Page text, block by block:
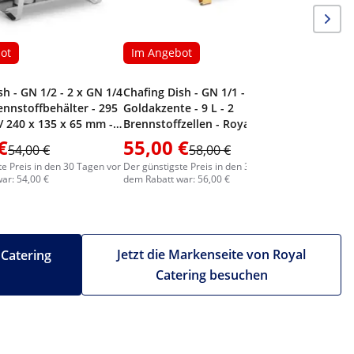
- GN 1/2 - 2 x GN 1/4
- 295
240 x 135 x 65 mm -
54,00 €
Preis in den 30 Tagen vor
54,00 €
Im Angebot
Chafing Dish - GN 1/1 -
Goldakzente - 9 L - 2
Brennstoffzellen - Royal Catering
55,00 €58,00 €
Der günstigste Preis in den 30 Tagen vor
dem Rabatt war: 56,00 €
Jetzt die Markenseite von Royal
Catering besuchen